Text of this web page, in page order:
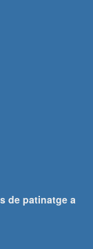
de patinatge a